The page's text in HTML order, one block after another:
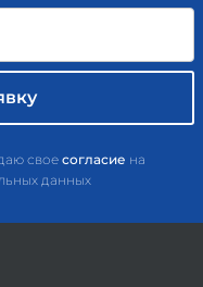
свое согласие на
данных